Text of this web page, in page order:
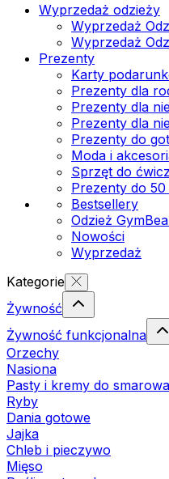
Wyprzedaż odzieży
Wyprzedaż
Wyprzedaż
Prezenty
Karty
Prezenty dla
Prezenty dla
Prezenty dla
Prezenty do
Moda i
Sprzęt do
Prezenty do 50
Bestsellery
Odzież
Nowości
Wyprzedaż
Kategorie
Żywność
Żywność funkcjonalna
Orzechy
Nasiona
Pasty i kremy do
Ryby
Dania gotowe
Jajka
Chleb i pieczywo
Mięso